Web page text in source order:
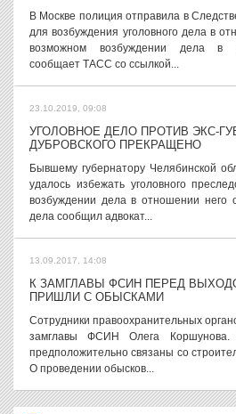
В Москве полиция отправила в
для возбуждения уголовного дела в
возможном возбуждении дела в
сообщает ТАСС со ссылкой...
23.10.2019, 09:08
УГОЛОВНОЕ ДЕЛО ПРОТИВ ЭКС-
ДУБРОВСКОГО ПРЕКРАЩЕНО
Бывшему губернатору Челябинской
удалось избежать уголовного
возбуждении дела в отношении него
дела сообщил адвокат...
13.09.2017, 14:08
К ЗАМГЛАВЫ ФСИН ПЕРЕД
ПРИШЛИ С ОБЫСКАМИ
Сотрудники правоохранительных
замглавы ФСИН Олега Коршунова.
предположительно связаны со
О проведении обысков...